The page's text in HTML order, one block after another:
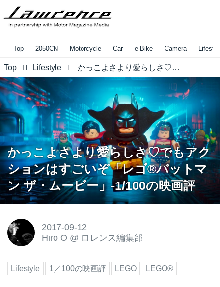
Top 2050CN Motorcycle Car e-Bike Camera
Top Lifestyle かっこよさより愛らしさ♡でもアクションはすごいぞ「レゴ®バットマン ザ・ムービー」-1/100の映画評
かっこよさより愛らしさ♡でもアク
ションはすごいぞ「レゴ®バットマ
ン ザ・ムービー」-1/100の映画評
2017-09-12
Hiro O @ ロレンス編集部
Lifestyle 1／100の映画評 LEGO LEGO®